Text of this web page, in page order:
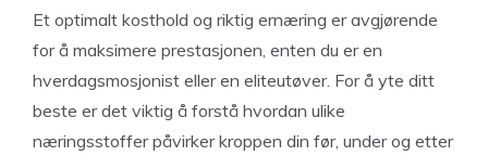
Et optimalt kosthold og riktig ernæring er avgjørende
for å maksimere prestasjonen, enten du er en
hverdagsmosjonist eller en eliteutøver. For å yte ditt
beste er det viktig å forstå hvordan ulike
næringsstoffer påvirker kroppen din før, under og etter